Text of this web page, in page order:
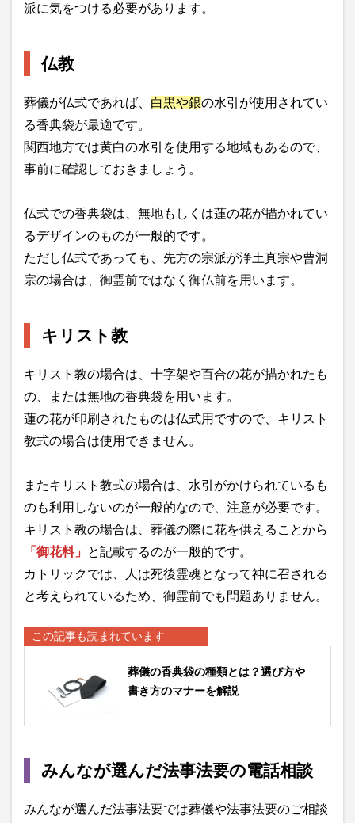
派に気をつける必要があります。
仏教
葬儀が仏式であれば、 白黒や銀の水引が使用されてい
る香典袋が最適です。
関西地方では黄白の水引を使用する地域もあるので、
事前に確認しておきましょう。
仏式での香典袋は、無地もしくは蓮の花が描かれてい
るデザインのものが一般的です。
ただし仏式であっても、先方の宗派が浄土真宗や曹洞
宗の場合は、御霊前ではなく御仏前を用います。
キリスト教
キリスト教の場合は、十字架や百合の花が描かれたも
の、または無地の香典袋を用います。
蓮の花が印刷されたものは仏式用ですので、キリスト
教式の場合は使用できません。
またキリスト教式の場合は、水引がかけられているも
のも利用しないのが一般的なので、注意が必要です。
キリスト教の場合は、葬儀の際に花を供えることから
「御花料」
と記載するのが一般的です。
カトリックでは、人は死後霊魂となって神に召される
と考えられているため、御霊前でも問題ありません。
この記事も読まれています
葬儀の香典袋の種類とは？選び方や
書き方のマナーを解説
みんなが選んだ法事法要の電話相談
みんなが選んだ法事法要では葬儀や法事法要のご相談